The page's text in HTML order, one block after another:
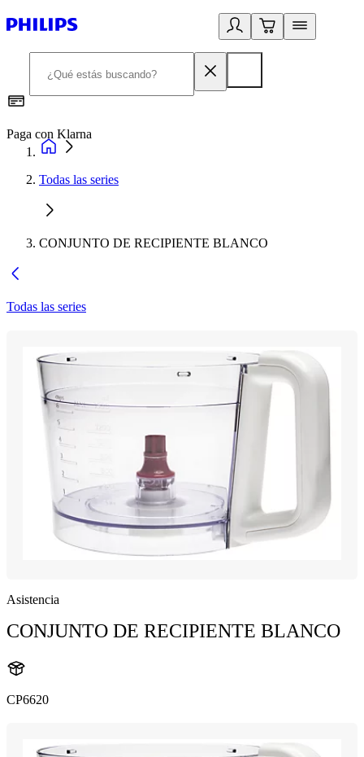
Paga con Klarna
Todas las series
CONJUNTO DE RECIPIENTE BLANCO
Todas las series
Asistencia
CONJUNTO DE RECIPIENTE BLANCO
CP6620